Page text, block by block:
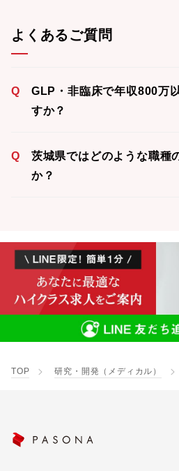
よくあるご質問
Q
GLP・非臨床で年収800万
すか？
Q
茨城県ではどのような職種
か？
TOP 研究・開発（メディカル）